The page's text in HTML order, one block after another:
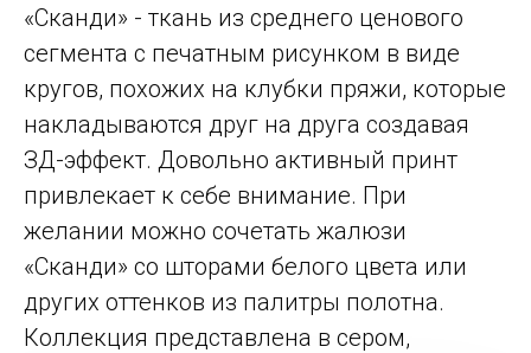
«Сканди» - ткань из среднего ценового
сегмента с печатным рисунком в виде
кругов, похожих на клубки пряжи, которые
накладываются друг на друга создавая
ЗД-эффект. Довольно активный принт
привлекает к себе внимание. При
желании можно сочетать жалюзи
«Сканди» со шторами белого цвета или
других оттенков из палитры полотна.
Коллекция представлена в сером,